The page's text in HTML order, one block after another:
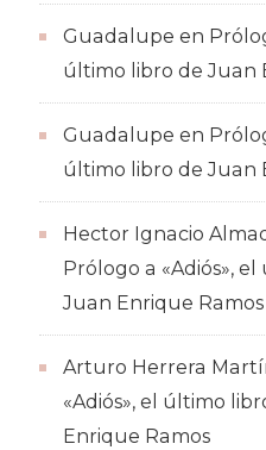
Guadalupe en
último libro de Juan
Guadalupe en
último libro de Juan
Hector Ignacio
Prólogo a «Adiós»,
Juan Enrique Ramos
Arturo Herrera
«Adiós», el último
Enrique Ramos